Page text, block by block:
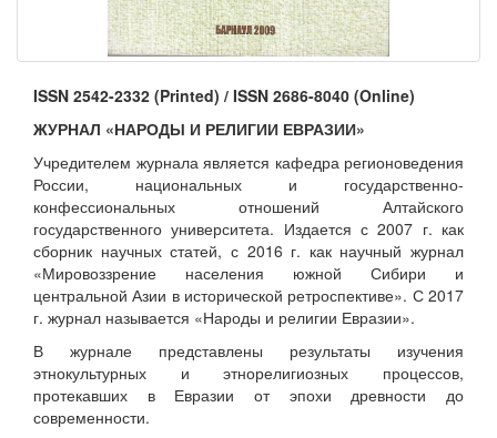
ISSN 2542-2332 (Printed) / ISSN 2686-8040 (Online)
ЖУРНАЛ «НАРОДЫ И РЕЛИГИИ ЕВРАЗИИ»
Учредителем журнала является кафедра регионоведения
России, национальных и государственно-
конфессиональных отношений Алтайского
государственного университета. Издается с 2007 г. как
сборник научных статей, с 2016 г. как научный журнал
«Мировоззрение населения южной Сибири и
центральной Азии в исторической ретроспективе». С 2017
г. журнал называется «Народы и религии Евразии».
В журнале представлены результаты изучения
этнокультурных и этнорелигиозных процессов,
протекавших в Евразии от эпохи древности до
современности.